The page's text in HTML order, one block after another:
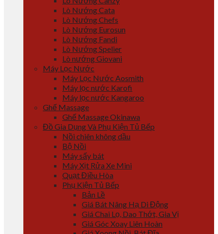
Lò Nướng Cata
Lò Nướng Chefs
Lò Nướng Eurosun
Lò Nướng Fandi
Lò Nướng Spelier
Lò nướng Giovani
Máy Lọc Nước
Máy Lọc Nước Aosmith
Máy lọc nước Karofi
Máy lọc nước Kangaroo
Ghế Massage
Ghế Massage Okinawa
Đồ Gia Dụng Và Phụ Kiện Tủ Bếp
Nồi chiên không dầu
Bộ Nồi
Máy sấy bát
Máy Xịt Rửa Xe Mini
Quạt Điều Hòa
Phụ Kiện Tủ Bếp
Bản Lề
Giá Bát Nâng Hạ Di Động
Giá Chai Lọ, Dao Thớt, Gia Vị
Giá Góc Xoay Liên Hoàn